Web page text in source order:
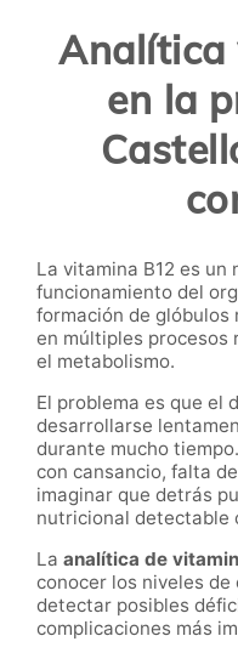
Analítica
en la
La vitamina B12 es
funcionamiento del
formación de glóbulos
en múltiples procesos
el metabolismo.
El problema es que el
desarrollarse
durante mucho
con cansancio, falta
imaginar que detrás
nutricional detectable
La analítica de
conocer los niveles
detectar posibles
complicaciones más